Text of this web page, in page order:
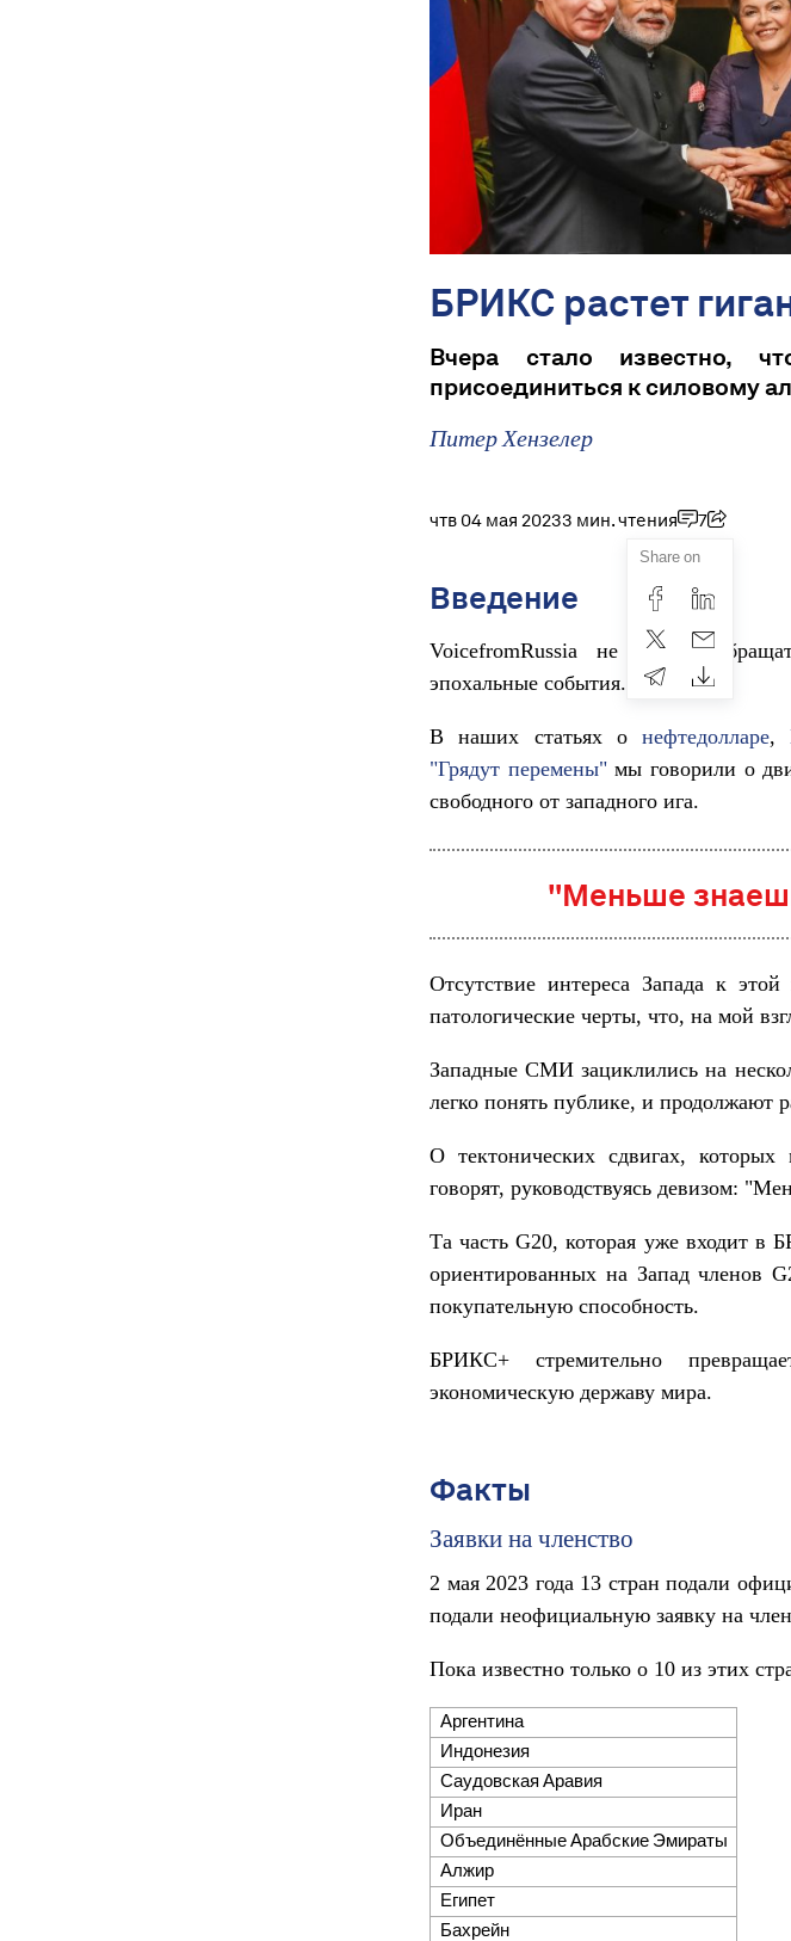
БРИКС растет
Вчера стало известно,
присоединиться к силовому
Питер Хензелер
чтв 04 мая 20233 мин. чтения 7
Share on
Введение
VoicefromRussia не устаёт
эпохальные события.
В наших статьях о нефтедолларе,
"Грядут перемены"мы говорили о
свободного от западного ига.
"Меньше
Отсутствие интереса Запада к
патологические черты, что, на мой
Западные СМИ зациклились на
легко понять публике, и продолжают
О тектонических сдвигах,
говорят, руководствуясь девизом:
Та часть G20, которая уже входит
ориентированных на Запад членов
покупательную способность.
БРИКС+ стремительно
экономическую державу мира.
Факты
Заявки на членство
2 мая 2023 года 13 стран подали
подали неофициальную заявку на
Пока известно только о 10 из этих
Аргентина
Индонезия
Саудовская Аравия
Иран
Объединённые Арабские Эмираты
Алжир
Египет
Бахрейн